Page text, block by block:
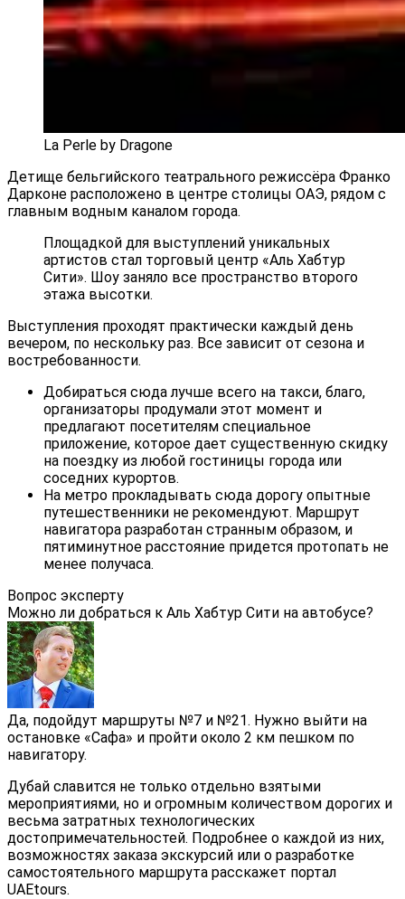
La Perle by Dragone
Детище бельгийского театрального режиссёра Франко
Дарконе расположено в центре столицы ОАЭ, рядом с
главным водным каналом города.
Площадкой для выступлений уникальных
артистов стал торговый центр «Аль Хабтур
Сити». Шоу заняло все пространство второго
этажа высотки.
Выступления проходят практически каждый день
вечером, по нескольку раз. Все зависит от сезона и
востребованности.
Добираться сюда лучше всего на такси, благо,
организаторы продумали этот момент и
предлагают посетителям специальное
приложение, которое дает существенную скидку
на поездку из любой гостиницы города или
соседних курортов.
На метро прокладывать сюда дорогу опытные
путешественники не рекомендуют. Маршрут
навигатора разработан странным образом, и
пятиминутное расстояние придется протопать не
менее получаса.
Вопрос эксперту
Можно ли добраться к Аль Хабтур Сити на автобусе?
Да, подойдут маршруты №7 и №21. Нужно выйти на
остановке «Сафа» и пройти около 2 км пешком по
навигатору.
Дубай славится не только отдельно взятыми
мероприятиями, но и огромным количеством дорогих и
весьма затратных технологических
достопримечательностей. Подробнее о каждой из них,
возможностях заказа экскурсий или о разработке
самостоятельного маршрута расскажет портал
UAEtours.